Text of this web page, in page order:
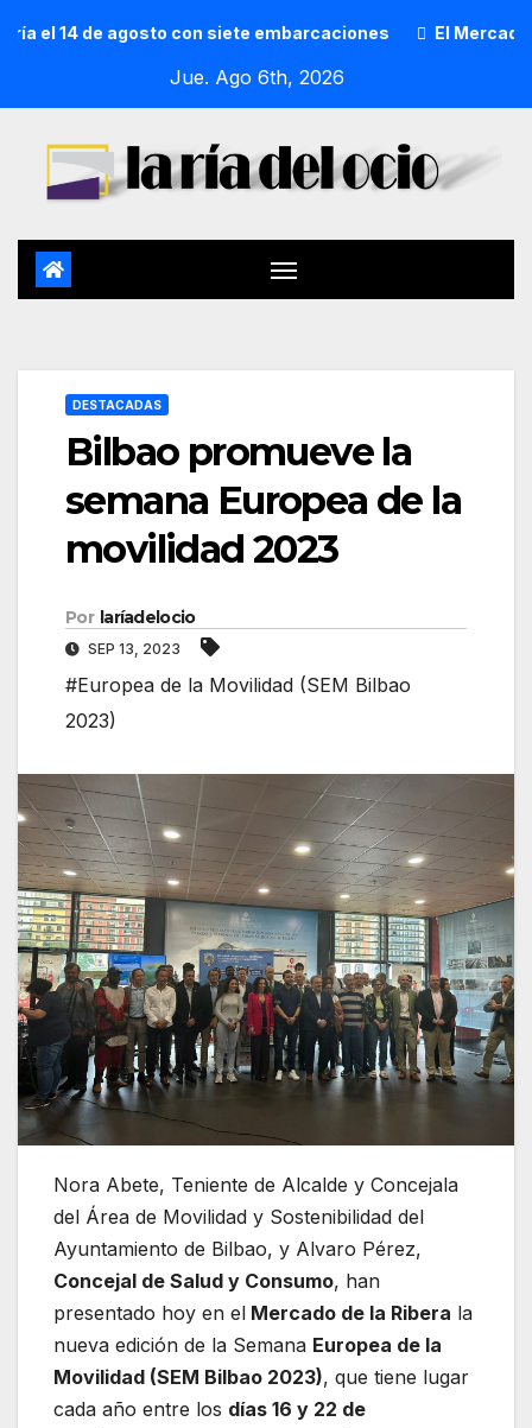
de agosto con siete embarcaciones El Mercado de
Jue. Ago 6th, 2026
DESTACADAS
Bilbao promueve la
semana Europea de la
movilidad 2023
Por laríadelocio
SEP 13, 2023
#Europea de la Movilidad (SEM Bilbao
2023)
Nora Abete, Teniente de Alcalde y Concejala
del Área de Movilidad y Sostenibilidad del
Ayuntamiento de Bilbao, y Alvaro Pérez,
Concejal de Salud y Consumo, han
presentado hoy en el Mercado de la Ribera la
nueva edición de la Semana Europea de la
Movilidad (SEM Bilbao 2023), que tiene lugar
cada año entre los días 16 y 22 de